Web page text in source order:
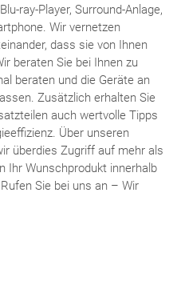
ray-Player, Surround-Anlage,
Wir vernetzen
dass sie von Ihnen
beraten Sie bei Ihnen zu
beraten und die Geräte an
Zusätzlich erhalten Sie
auch wertvolle Tipps
Über unseren
überdies Zugriff auf mehr als
Ihr Wunschprodukt innerhalb
Sie bei uns an – Wir